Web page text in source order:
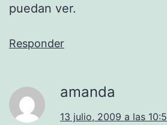
puedan ver.
Responder
amanda
13 julio, 2009 a las